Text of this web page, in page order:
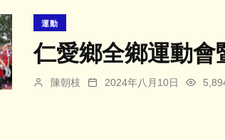
運動
仁愛鄉全鄉運動會
陳朝枝 2024年八月10日